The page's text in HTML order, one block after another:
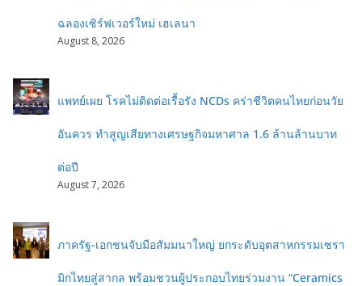
ฉลองเซิร์ฟเวอร์ใหม่ เฮเลนา
August 8, 2026
แพทย์เผย โรคไม่ติดต่อเรื้อรัง NCDs คร่าชีวิตคนไทยก่อนวัย
อันควร ทำสูญเสียทางเศรษฐกิจมหาศาล 1.6 ล้านล้านบาท
ต่อปี
August 7, 2026
ภาครัฐ-เอกชนจับมือสัมมนาใหญ่ ยกระดับอุตสาหกรรมเซรา
มิกไทยสู่สากล พร้อมชวนผู้ประกอบไทยร่วมงาน “Ceramics